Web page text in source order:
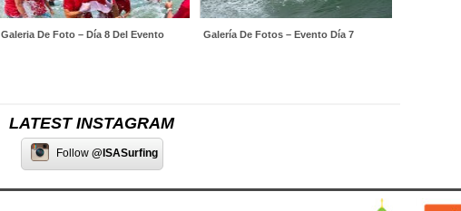
Galeria De Foto – Día 8 Del Evento Galería De Fotos – Evento Día 7
LATEST INSTAGRAM
Follow @ISASurfing